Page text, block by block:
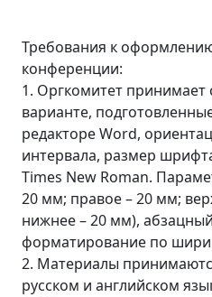
Требования к
конференции:
1. Оргкомитет принимает
варианте,
редакторе Word,
интервала, размер
Times New Roman.
20 мм; правое – 20 мм;
нижнее – 20 мм),
форматирование по
2. Материалы
русском и английском